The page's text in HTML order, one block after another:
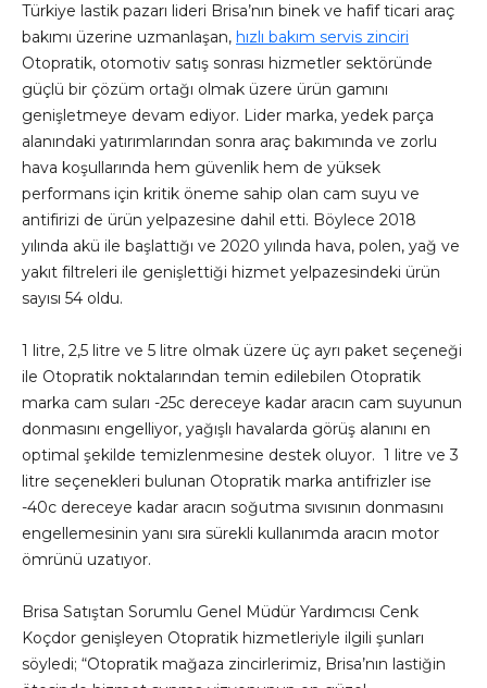
Türkiye lastik pazarı lideri Brisa’nın binek ve hafif ticari araç
bakımı üzerine uzmanlaşan, hızlı bakım servis zinciri
Otopratik, otomotiv satış sonrası hizmetler sektöründe
güçlü bir çözüm ortağı olmak üzere ürün gamını
genişletmeye devam ediyor. Lider marka, yedek parça
alanındaki yatırımlarından sonra araç bakımında ve zorlu
hava koşullarında hem güvenlik hem de yüksek
performans için kritik öneme sahip olan cam suyu ve
antifirizi de ürün yelpazesine dahil etti. Böylece 2018
yılında akü ile başlattığı ve 2020 yılında hava, polen, yağ ve
yakıt filtreleri ile genişlettiği hizmet yelpazesindeki ürün
sayısı 54 oldu.
1 litre, 2,5 litre ve 5 litre olmak üzere üç ayrı paket seçeneği
ile Otopratik noktalarından temin edilebilen Otopratik
marka cam suları -25c dereceye kadar aracın cam suyunun
donmasını engelliyor, yağışlı havalarda görüş alanını en
optimal şekilde temizlenmesine destek oluyor. 1 litre ve 3
litre seçenekleri bulunan Otopratik marka antifrizler ise
-40c dereceye kadar aracın soğutma sıvısının donmasını
engellemesinin yanı sıra sürekli kullanımda aracın motor
ömrünü uzatıyor.
Brisa Satıştan Sorumlu Genel Müdür Yardımcısı Cenk
Koçdor genişleyen Otopratik hizmetleriyle ilgili şunları
söyledi; “Otopratik mağaza zincirlerimiz, Brisa’nın lastiğin